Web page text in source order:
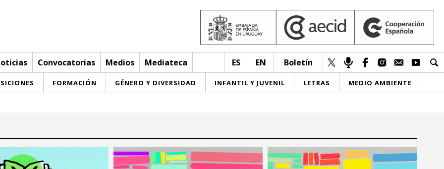
Convocatorias Medios Mediateca ES EN Boletín
FORMACIÓN GÉNERO Y DIVERSIDAD INFANTIL Y JUVENIL LETRAS MEDIO AMBIENTE